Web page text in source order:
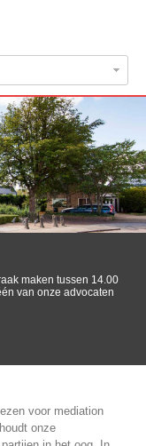
maken tussen 14.00
van onze advocaten
voor mediation
onze